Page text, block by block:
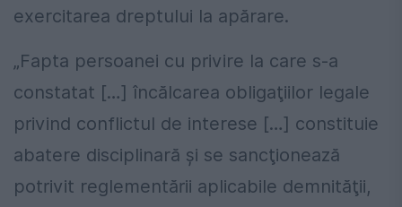
exercitarea dreptului la apărare.
„Fapta persoanei cu privire la care s-a
constatat […] încălcarea obligaţiilor legale
privind conflictul de interese […] constituie
abatere disciplinară şi se sancţionează
potrivit reglementării aplicabile demnităţii,